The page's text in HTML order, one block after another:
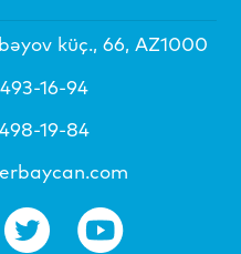
küç., 66, AZ1000
16-94
19-84